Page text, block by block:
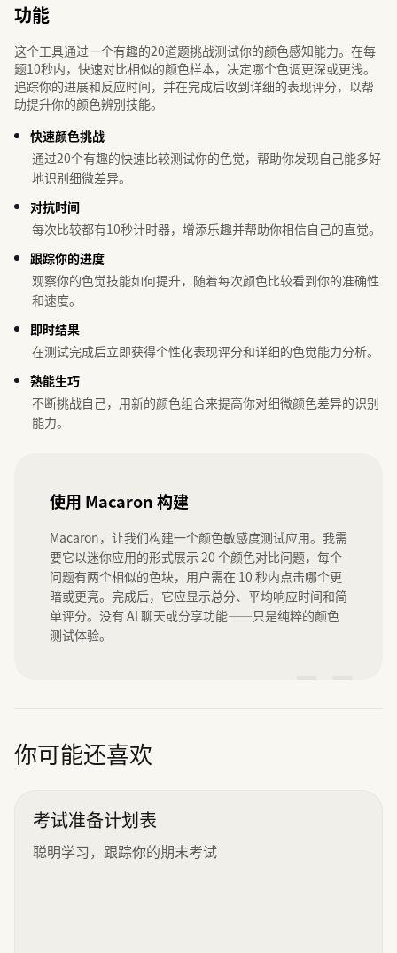
功能
这个工具通过一个有趣的20道题挑战测试你的颜色感知能力。在每
题10秒内，快速对比相似的颜色样本，决定哪个色调更深或更浅。
追踪你的进展和反应时间，并在完成后收到详细的表现评分，以帮
助提升你的颜色辨别技能。
快速颜色挑战
通过20个有趣的快速比较测试你的色觉，帮助你发现自己能多好
地识别细微差异。
对抗时间
每次比较都有10秒计时器，增添乐趣并帮助你相信自己的直觉。
跟踪你的进度
观察你的色觉技能如何提升，随着每次颜色比较看到你的准确性
和速度。
即时结果
在测试完成后立即获得个性化表现评分和详细的色觉能力分析。
熟能生巧
不断挑战自己，用新的颜色组合来提高你对细微颜色差异的识别
能力。
使用 Macaron 构建
Macaron，让我们构建一个颜色敏感度测试应用。我需
要它以迷你应用的形式展示 20 个颜色对比问题，每个
问题有两个相似的色块，用户需在 10 秒内点击哪个更
暗或更亮。完成后，它应显示总分、平均响应时间和简
单评分。没有 AI 聊天或分享功能——只是纯粹的颜色
测试体验。
你可能还喜欢
考试准备计划表
聪明学习，跟踪你的期末考试